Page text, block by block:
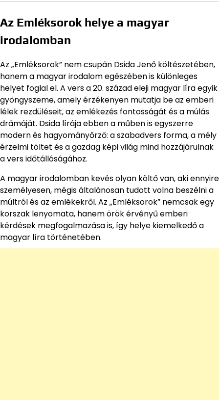
Az Emléksorok helye a magyar
irodalomban
Az „Emléksorok” nem csupán Dsida Jenő költészetében,
hanem a magyar irodalom egészében is különleges
helyet foglal el. A vers a 20. század eleji magyar líra egyik
gyöngyszeme, amely érzékenyen mutatja be az emberi
lélek rezdüléseit, az emlékezés fontosságát és a múlás
drámáját. Dsida lírája ebben a műben is egyszerre
modern és hagyományőrző: a szabadvers forma, a mély
érzelmi töltet és a gazdag képi világ mind hozzájárulnak
a vers időtállóságához.
A magyar irodalomban kevés olyan költő van, aki ennyire
személyesen, mégis általánosan tudott volna beszélni a
múltról és az emlékekről. Az „Emléksorok” nemcsak egy
korszak lenyomata, hanem örök érvényű emberi
kérdések megfogalmazása is, így helye kiemelkedő a
magyar líra történetében.